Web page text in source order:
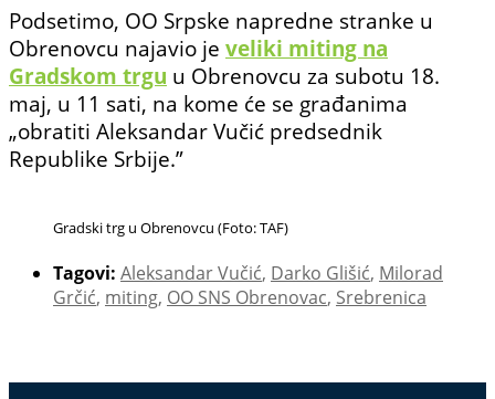
Podsetimo, OO Srpske napredne stranke u
Obrenovcu najavio je veliki miting na
Gradskom trgu u Obrenovcu za subotu 18.
maj, u 11 sati, na kome će se građanima
„obratiti Aleksandar Vučić predsednik
Republike Srbije.”
Gradski trg u Obrenovcu (Foto: TAF)
Tagovi: Aleksandar Vučić, Darko Glišić, Milorad
Grčić, miting, OO SNS Obrenovac, Srebrenica